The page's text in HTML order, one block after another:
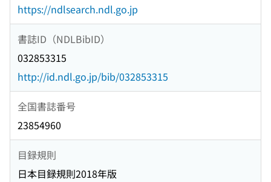
https://ndlsearch.ndl.go.jp
書誌ID（NDLBibID）
032853315
http://id.ndl.go.jp/bib/032853315
全国書誌番号
23854960
目録規則
日本目録規則2018年版